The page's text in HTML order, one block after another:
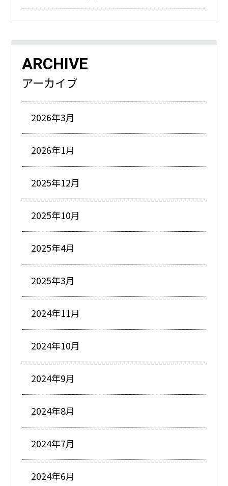
ARCHIVE
アーカイブ
2026年3月
2026年1月
2025年12月
2025年10月
2025年4月
2025年3月
2024年11月
2024年10月
2024年9月
2024年8月
2024年7月
2024年6月